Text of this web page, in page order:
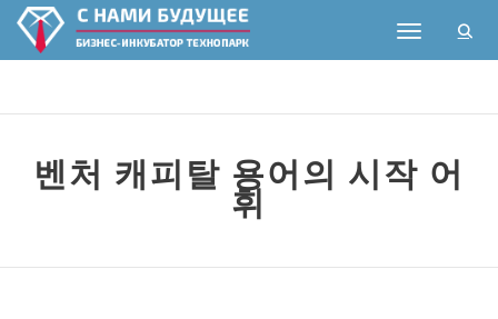
Toggle
벤처 캐피탈 용어의 시작 어
휘